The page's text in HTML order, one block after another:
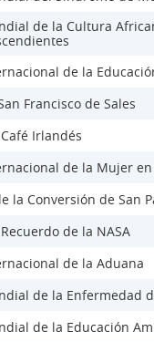
de la Cultura
de la
Francisco de Sales
Irlandés
de la Mujer
la Conversión de San
de la NASA
de la Aduana
de la Enfermedad
de la Educación